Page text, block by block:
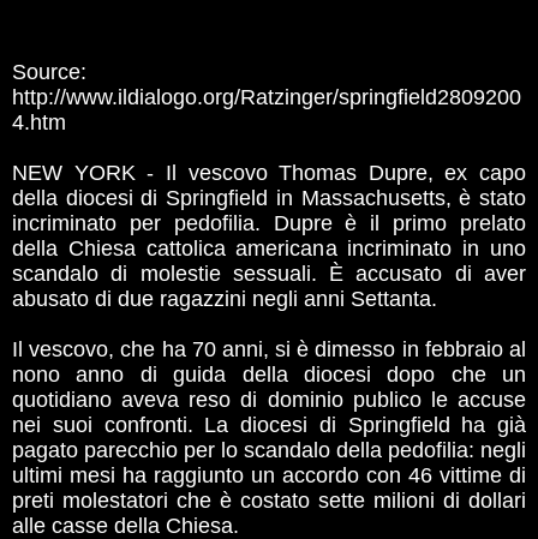
Source:
http://www.ildialogo.org/Ratzinger/springfield2809200
4.htm
NEW YORK - Il vescovo Thomas Dupre, ex capo
della diocesi di Springfield in Massachusetts, è stato
incriminato per pedofilia. Dupre è il primo prelato
della Chiesa cattolica americana incriminato in uno
scandalo di molestie sessuali. È accusato di aver
abusato di due ragazzini negli anni Settanta.
Il vescovo, che ha 70 anni, si è dimesso in febbraio al
nono anno di guida della diocesi dopo che un
quotidiano aveva reso di dominio publico le accuse
nei suoi confronti. La diocesi di Springfield ha già
pagato parecchio per lo scandalo della pedofilia: negli
ultimi mesi ha raggiunto un accordo con 46 vittime di
preti molestatori che è costato sette milioni di dollari
alle casse della Chiesa.